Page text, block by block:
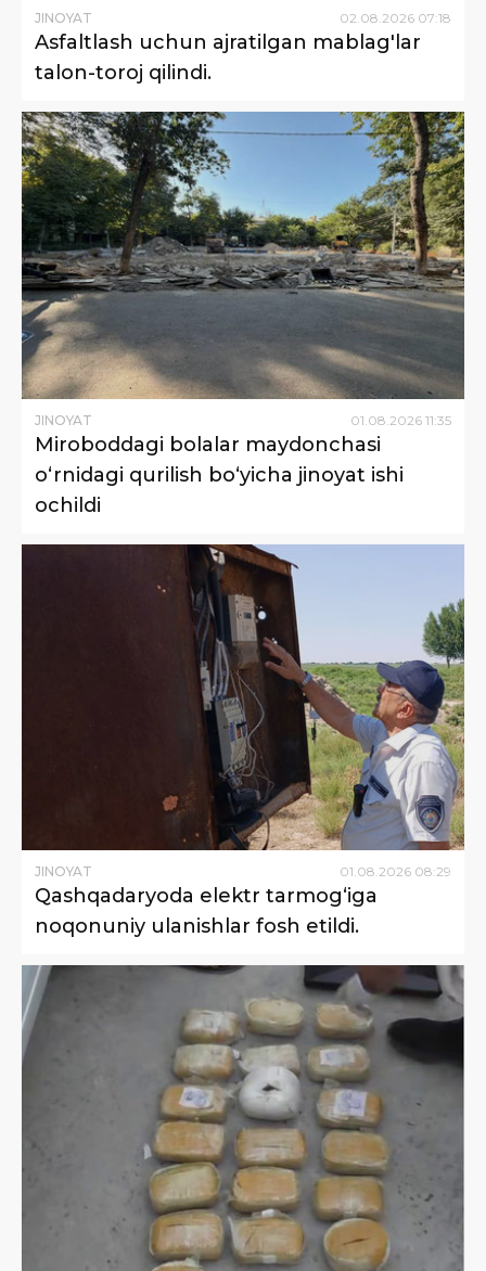
JINOYAT 02 08 2026 07:18
Asfaltlash uchun ajratilgan mablag'lar
talon-toroj qilindi.
JINOYAT 01 08 2026 11:35
Miroboddagi bolalar maydonchasi
o‘rnidagi qurilish bo‘yicha jinoyat ishi
ochildi
JINOYAT 01.08.2026 08:29
Qashqadaryoda elektr tarmog‘iga
noqonuniy ulanishlar fosh etildi.